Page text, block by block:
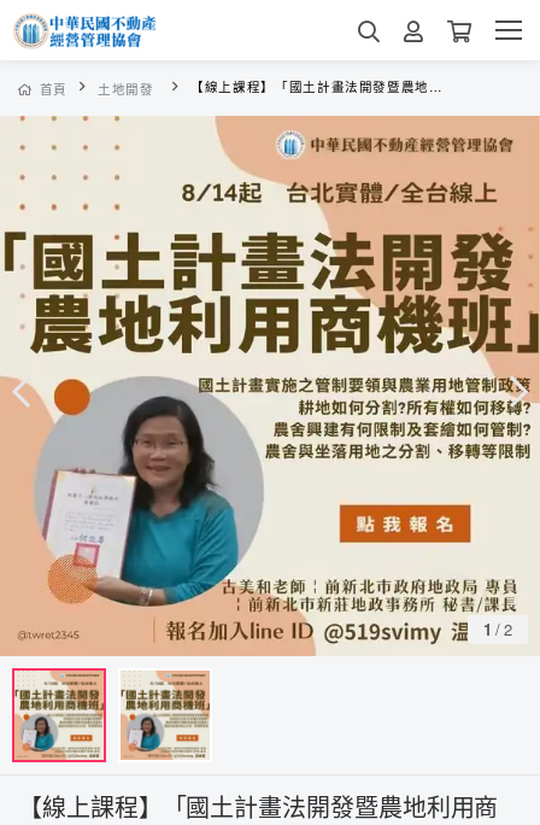
首頁 土地開發 【線上課程】「國土計畫法開發暨農地利用商機班」
1 /2
【線上課程】「國土計畫法開發暨農地利用商